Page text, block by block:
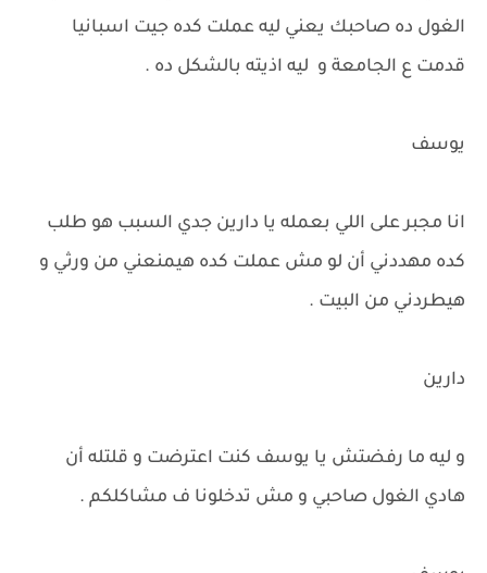
الغول ده صاحبك يعني ليه عملت كده جيت اسبانيا
قدمت ع الجامعة و ليه اذيته بالشكل ده .
يوسف
انا مجبر على اللي بعمله يا دارين جدي السبب هو طلب
كده مهددني أن لو مش عملت كده هيمنعني من ورثي و
هيطردني من البيت .
دارين
و ليه ما رفضتش يا يوسف كنت اعترضت و قلتله أن
هادي الغول صاحبي و مش تدخلونا ف مشاكلكم .